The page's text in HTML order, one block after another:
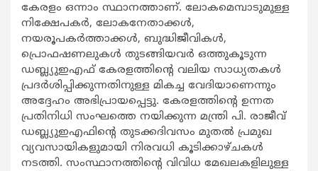
കേരളം ഒന്നാം സ്ഥാനത്താണ്. ലോകമെമ്പാടുമുള്ള
നിക്ഷേപകര്‍, ലോകനേതാക്കള്‍,
നയരൂപകര്‍ത്താക്കള്‍, ബുദ്ധിജീവികള്‍,
പ്രൊഫഷണലുകള്‍ തുടങ്ങിയവര്‍ ഒത്തുകൂടുന്ന
ഡബ്ല്യുഇഎഫ് കേരളത്തിന്‍റെ വലിയ സാധ്യതകള്‍
പ്രദര്‍ശിപ്പിക്കുന്നതിനുള്ള മികച്ച വേദിയാണെന്നും
അദ്ദേഹം അഭിപ്രായപ്പെട്ടു. കേരളത്തിന്‍റെ ഉന്നത
പ്രതിനിധി സംഘത്തെ നയിക്കുന്ന മന്ത്രി പി. രാജീവ്
ഡബ്ല്യുഇഎഫിന്‍റെ തുടക്കദിവസം മുതല്‍ പ്രമുഖ
വ്യവസായികളുമായി നിരവധി കൂടിക്കാഴ്ചകള്‍
നടത്തി. സംസ്ഥാനത്തിന്‍റെ വിവിധ മേഖലകളിലുള്ള